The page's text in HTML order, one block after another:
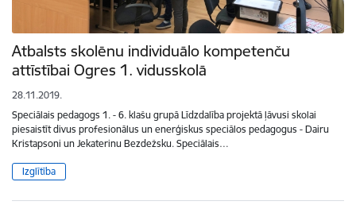
Atbalsts skolēnu individuālo kompetenču
attīstībai Ogres 1. vidusskolā
28.11.2019.
Speciālais pedagogs 1. - 6. klašu grupā Līdzdalība projektā ļāvusi skolai
piesaistīt divus profesionālus un enerģiskus speciālos pedagogus - Dairu
Kristapsoni un Jekaterinu Bezdežsku. Speciālais…
Izglītība